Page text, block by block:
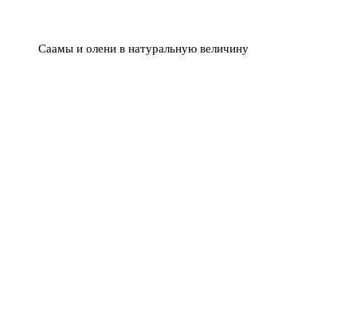
Саамы и олени в натуральную величину